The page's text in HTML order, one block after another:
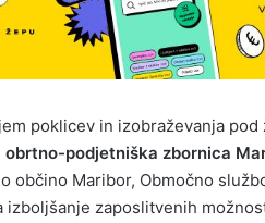
poklicev in izobraževanja pod
obrtno-podjetniška zbornica
občino Maribor, Območno
izboljšanje zaposlitvenih